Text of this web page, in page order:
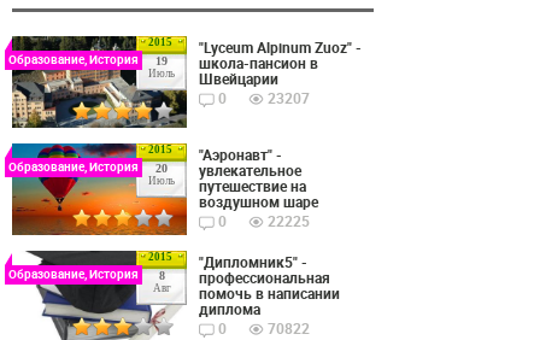
2015
19
Июль
Образование, История
"Lyceum Alpinum Zuoz" -
школа-пансион в
Швейцарии
0
23207
2015
20
Июль
Образование, История
"Аэронавт" -
увлекательное
путешествие на
воздушном шаре
0
22225
2015
8
Авг
Образование, История
"Дипломник5" -
профессиональная
помочь в написании
диплома
0
70822